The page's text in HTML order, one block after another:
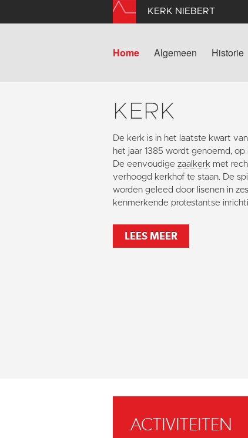
KERK NIEBERT
Home Algemeen Historie
KERK
De kerk is in het laatste kwart
het jaar 1385 wordt genoemd,
De eenvoudige zaalkerk met
verhoogd kerkhof te staan. De
worden geleed door lisenen in zes
kenmerkende protestantse
LEES MEER
ACTIVITEITEN